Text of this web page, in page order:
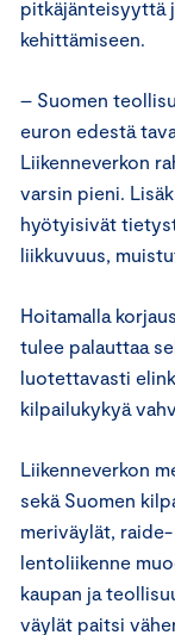
pitkäjänteisyyttä
kehittämiseen.
– Suomen
euron edestä
Liikenneverkon
varsin pieni.
hyötyisivät
liikkuvuus,
Hoitamalla
tulee palauttaa
luotettavasti
kilpailukykyä
Liikenneverkon
sekä Suomen
meriväylät,
lentoliikenne
kaupan ja
väylät paitsi